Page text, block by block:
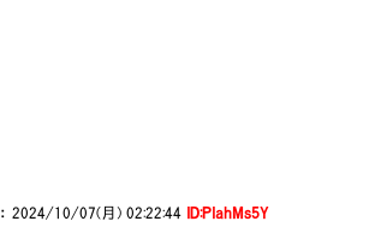
：2024/10/07(月) 02:22:44 ID:PIahMs5Y